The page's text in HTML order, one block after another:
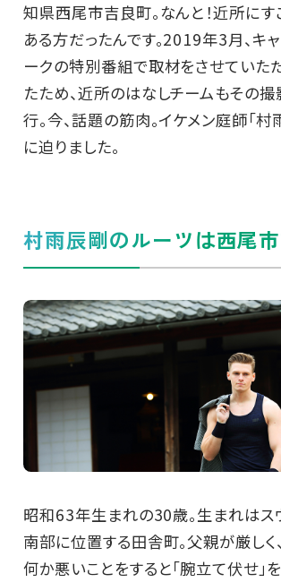
知県西尾市吉良町。なんと！近所にす
ある方だったんです。2019年3月、キ
ークの特別番組で取材をさせていた
たため、近所のはなしチームもその
行。今、話題の筋肉。イケメン庭師「
に迫りました。
村雨辰剛のルーツは西尾
昭和63年生まれの30歳。生まれはス
南部に位置する田舎町。父親が厳しく
何か悪いことをすると「腕立て伏せ」